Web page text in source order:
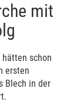
mit
schon
ersten
Blech in der